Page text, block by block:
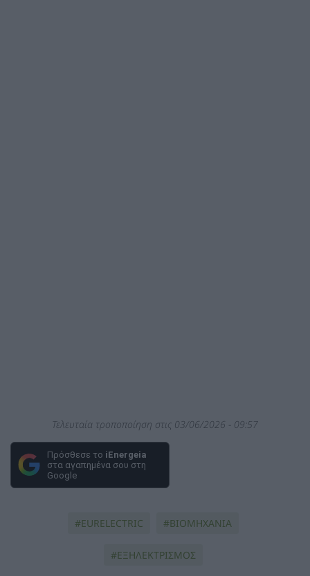
Τελευταία τροποποίηση στις 03/06/2026 - 09:57
Πρόσθεσε το iEnergeia
στα αγαπημένα σου στη
Google
EURELECTRIC ΒΙΟΜΗΧΑΝΙΑ
ΕΞΗΛΕΚΤΡΙΣΜΟΣ